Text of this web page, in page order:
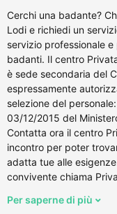
Cerchi una badante?
Lodi e richiedi un
servizio professionale
badanti. Il centro
è sede secondaria del
espressamente
selezione del
03/12/2015 del
Contatta ora il centro
incontro per poter
adatta tue alle
convivente chiama
Per saperne di più